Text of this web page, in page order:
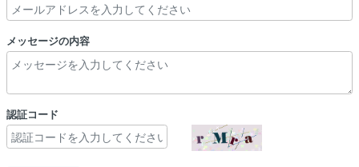
メッセージの内容
認証コード